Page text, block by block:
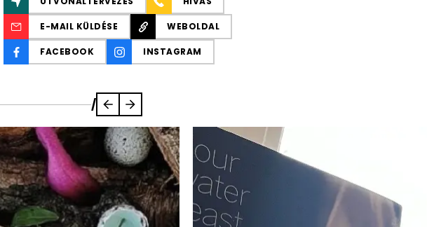
E-MAIL KÜLDÉSE WEBOLDAL
FACEBOOK INSTAGRAM
/